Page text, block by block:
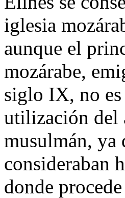
iglesia
aunque el
mozárabe,
siglo IX, no es
utilización del
musulmán, ya
consideraban
donde